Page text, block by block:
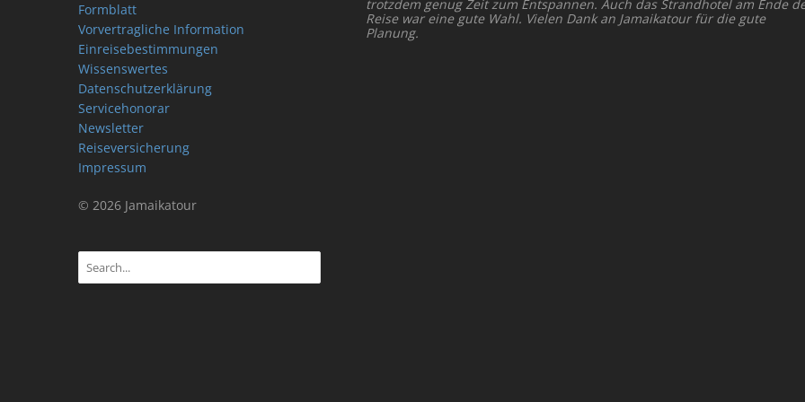
Formblatt
Vorvertragliche Information
Einreisebestimmungen
Wissenswertes
Datenschutzerklärung
Servicehonorar
Newsletter
Reiseversicherung
Impressum
© 2026 Jamaikatour
trotzdem genug Zeit zum Entspannen. Auch das Strandhotel am Ende
Reise war eine gute Wahl. Vielen Dank an Jamaikatour für die gute
Planung.